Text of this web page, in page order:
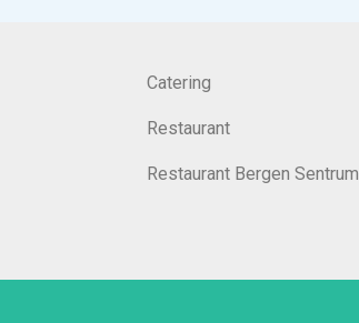
Catering
Restaurant
Restaurant Bergen Sentrum